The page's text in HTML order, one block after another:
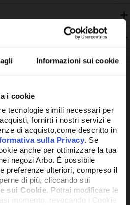
Informazioni sui cookie
i cookie
tecnologie simili necessari per
fornirti i nostri servizi e
di acquisto,come descritto in
sulla Privacy. Se
anche per ottimizzare la tua
negozi Arbo. É possibile
preferenze ulteriori, compreso il
di più, cliccando sui
sui Cookie. Potrai modificare le
momento, revocando i Cookie
interessarti